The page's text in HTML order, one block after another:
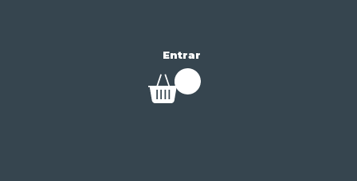
Entrar